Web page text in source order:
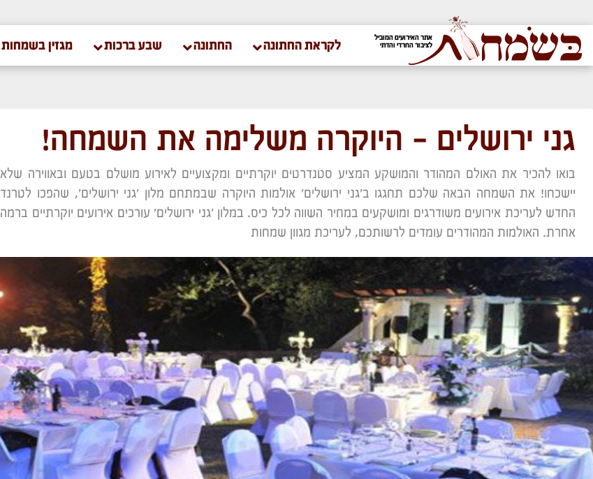
אתר האירועים המוביל
לציבור החרדי והדתי
לקראת החתונה החתונה שבע ברכות מגזין בשמחות
גני ירושלים – היוקרה משלימה את השמחה!
בואו להכיר את האולם המהודר והמושקע המציע סטנדרטים יוקרתיים ומקצועיים לאירוע מושלם בטעם ובאווירה שלא
יישכחו! את השמחה הבאה שלכם תחגגו ב'גני ירושלים' אולמות היוקרה שבמתחם מלון 'גני ירושלים', שהפכו לטרנד
החדש לעריכת אירועים משודרגים ומושקעים במחיר השווה לכל כיס. במלון 'גני ירושלים' עורכים אירועים יוקרתיים ברמה
אחרת. האולמות המהודרים עומדים לרשותכם, לעריכת מגוון שמחות